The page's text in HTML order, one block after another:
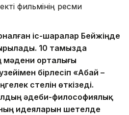
фильмінің ресми
іс-шаралар Бейжіңде
10 тамызда
мәдени орталығы
бірлесіп «Абай –
үстелін өткізеді.
әдеби-философиялық
идеяларын шетелде